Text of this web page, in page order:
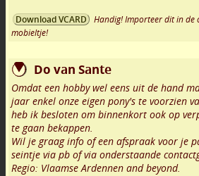
Download VCARD
Handig! Importeer dit in de
mobieltje!
Do van Sante
Omdat een hobby wel eens uit de hand
jaar enkel onze eigen pony's te voorzien
heb ik besloten om binnenkort ook op
te gaan bekappen.
Wil je graag info of een afspraak voor je
seintje via pb of via onderstaande
Regio: Vlaamse Ardennen and beyond.